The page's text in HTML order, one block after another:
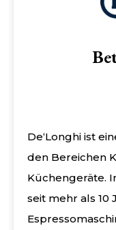
De‘Longhi ist
den Bereichen
Küchengeräte.
seit mehr als 10